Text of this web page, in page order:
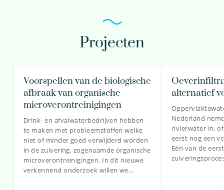
dr. Bas van der Grift
Senior onderzoeker
030-6069519
bas.van.der.grift@kwrwater.nl
bekijk profiel
Projecten
Voorspellen van de biologische
afbraak van organische
microverontreinigingen
Drink- en afvalwaterbedrijven hebben
te maken met probleemstoffen welke
niet of minder goed verwijderd worden
in de zuivering, zogenaamde organische
microverontreinigingen. In dit nieuwe
verkennend onderzoek willen we…
alternatief
Nederland
rivierwater in,
eerst nog een
Eén van de